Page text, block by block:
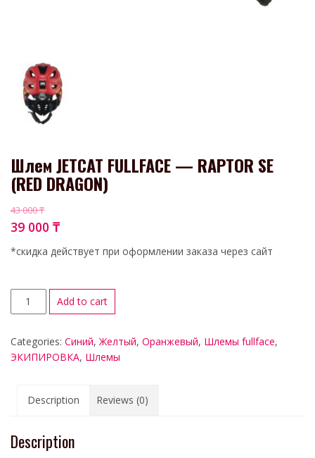
Шлем JETCAT FULLFACE — RAPTOR SE
(RED DRAGON)
43 000₸
39 000 ₸
*скидка действует при оформлении заказа через сайт
Add to cart
Categories: Синий,Желтый, Оранжевый, Шлемы fullface,
ЭКИПИРОВКА, Шлемы
Description Reviews (0)
Description